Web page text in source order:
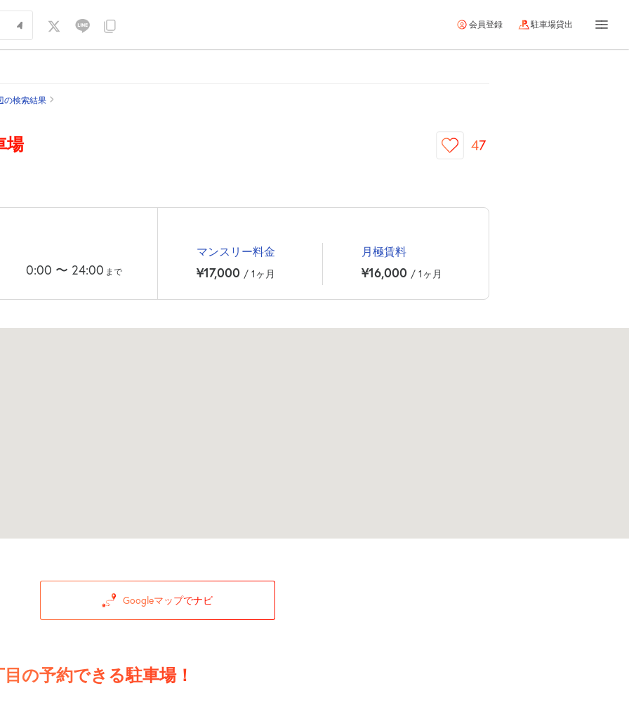
会員登録 駐車場貸出
の検索結果
場 47
0:00 〜 24:00 まで
マンスリー料金
¥17,000 / 1ヶ月
月極賃料
¥16,000 / 1ヶ月
Googleマップでナビ
の予約できる駐車場！